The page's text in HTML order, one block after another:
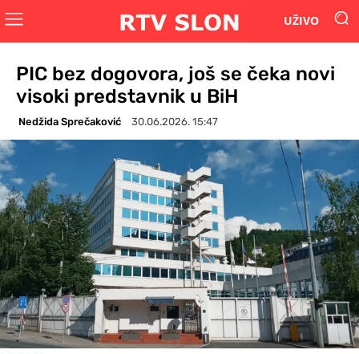
UŽIVO
PIC bez dogovora, još se čeka novi
visoki predstavnik u BiH
Nedžida Sprečaković 30.06.2026. 15:47